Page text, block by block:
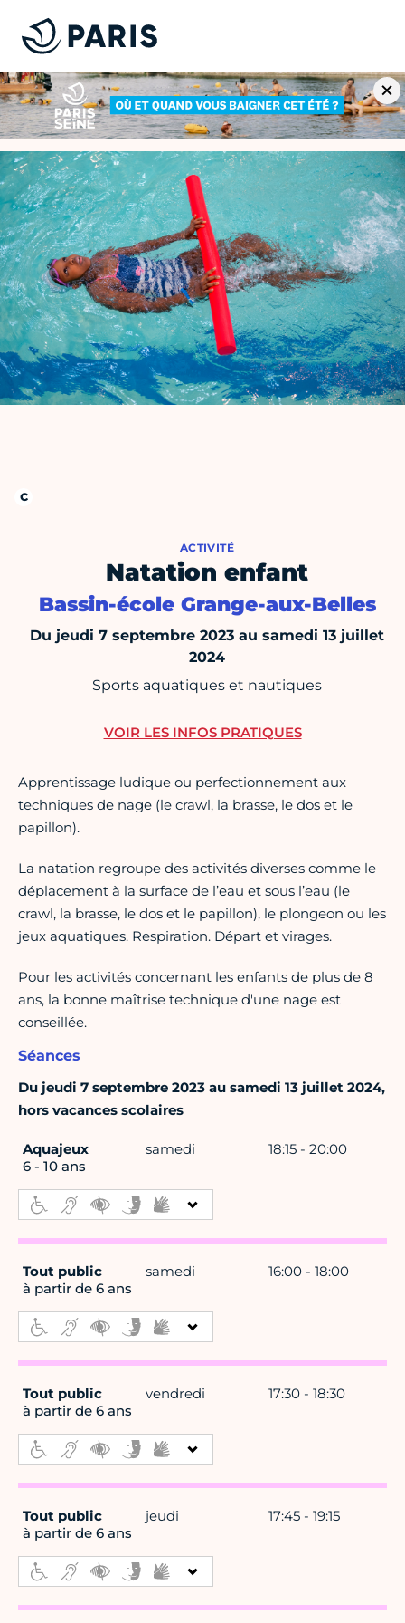
ACTIVITÉ
Natation enfant
Bassin-école Grange-aux-Belles
Du jeudi 7 septembre 2023 au samedi 13 juillet
2024
Sports aquatiques et nautiques
Apprentissage ludique ou perfectionnement aux
techniques de nage (le crawl, la brasse, le dos et le
papillon).
La natation regroupe des activités diverses comme le
déplacement à la surface de l’eau et sous l’eau (le
crawl, la brasse, le dos et le papillon), le plongeon ou les
jeux aquatiques. Respiration. Départ et virages.
Pour les activités concernant les enfants de plus de 8
ans, la bonne maîtrise technique d'une nage est
conseillée.
Séances
Du jeudi 7 septembre 2023 au samedi 13 juillet 2024,
hors vacances scolaires
Aquajeux
6 - 10 ans
samedi 18:15 - 20:00
Tout public
à partir de 6 ans
samedi 16:00 - 18:00
Tout public
à partir de 6 ans
vendredi 17:30 - 18:30
Tout public
à partir de 6 ans
jeudi 17:45 - 19:15
VOIR LES INFOS PRATIQUES